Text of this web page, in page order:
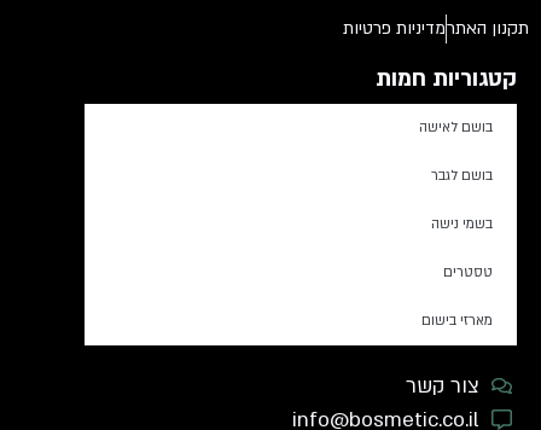
תקנון האתרמדיניות פרטיות
קטגוריות חמות
בושם לאישה
בושם לגבר
בשמי נישה
טסטרים
מארזי בישום
צור קשר
info@bosmetic.co.il